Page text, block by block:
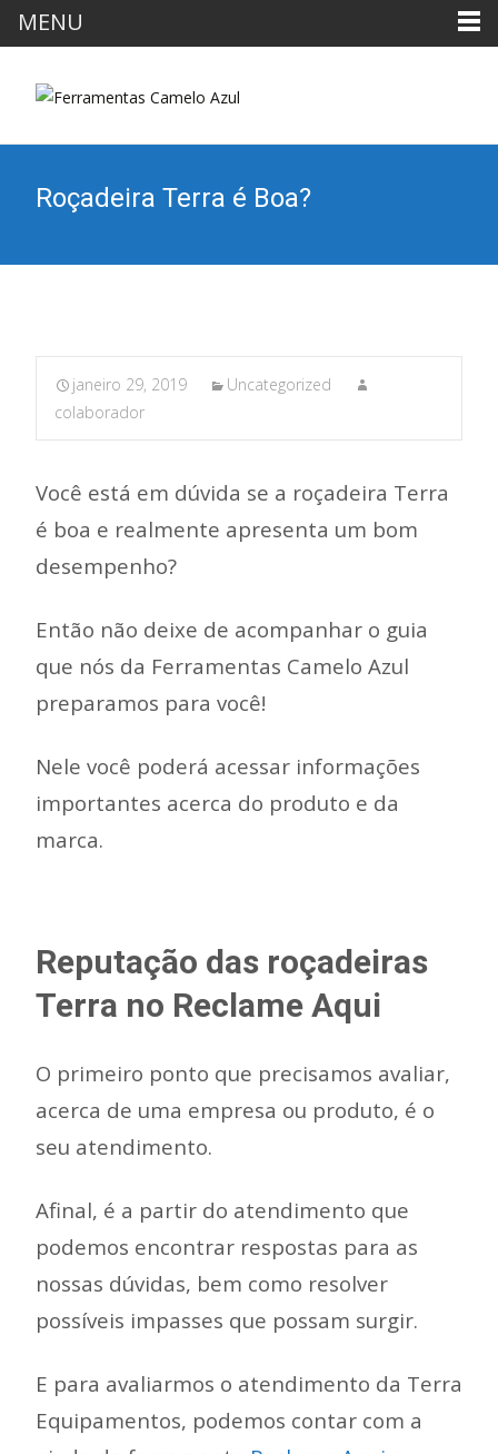
Roçadeira Terra é Boa?
janeiro 29, 2019
Uncategorized
colaborador
Você está em dúvida se a roçadeira Terra
é boa e realmente apresenta um bom
desempenho?
Então não deixe de acompanhar o guia
que nós da Ferramentas Camelo Azul
preparamos para você!
Nele você poderá acessar informações
importantes acerca do produto e da
marca.
Reputação das roçadeiras
Terra no Reclame Aqui
O primeiro ponto que precisamos avaliar,
acerca de uma empresa ou produto, é o
seu atendimento.
Afinal, é a partir do atendimento que
podemos encontrar respostas para as
nossas dúvidas, bem como resolver
possíveis impasses que possam surgir.
E para avaliarmos o atendimento da Terra
Equipamentos, podemos contar com a
MENU